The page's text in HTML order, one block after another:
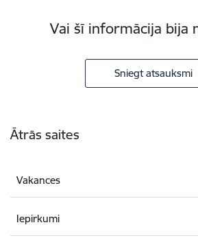
Vai šī informācija bija
Sniegt atsauksmi
Ātrās saites
Vakances
Iepirkumi